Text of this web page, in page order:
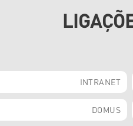
INTRANET
DOMUS